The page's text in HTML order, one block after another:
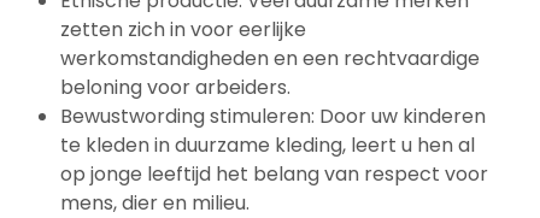
zetten zich in voor eerlijke
werkomstandigheden en een rechtvaardige
beloning voor arbeiders.
Bewustwording stimuleren: Door uw kinderen
te kleden in duurzame kleding, leert u hen al
op jonge leeftijd het belang van respect voor
mens, dier en milieu.